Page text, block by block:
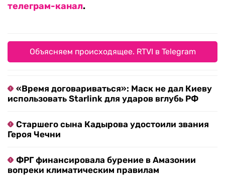
телеграм-канал.
Объясняем происходящее. RTVI в Telegram
«Время договариваться»: Маск не дал Киеву
использовать Starlink для ударов вглубь РФ
Старшего сына Кадырова удостоили звания
Героя Чечни
ФРГ финансировала бурение в Амазонии
вопреки климатическим правилам